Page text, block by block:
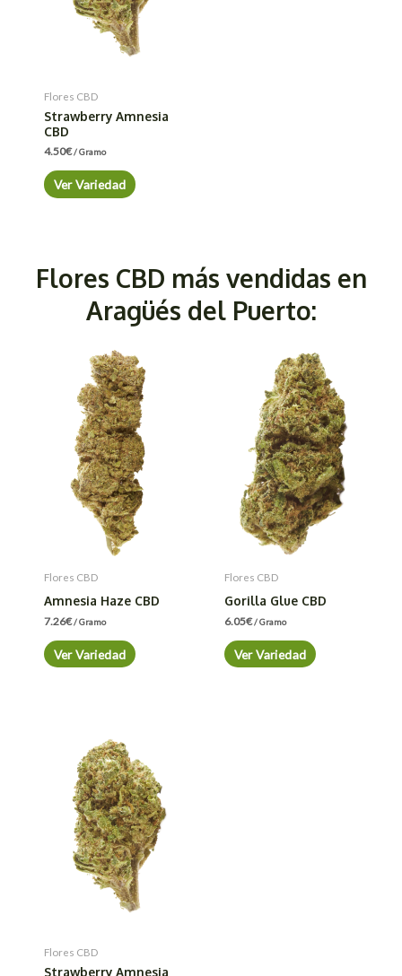
Flores CBD
Strawberry Amnesia
CBD
4.50€/ Gramo
Ver Variedad
Flores CBD más vendidas en
Aragüés del Puerto:
Flores CBD
Amnesia Haze CBD
7.26€/ Gramo
Ver Variedad
Flores CBD
Gorilla Glue CBD
6.05€/ Gramo
Ver Variedad
Flores CBD
Strawberry Amnesia